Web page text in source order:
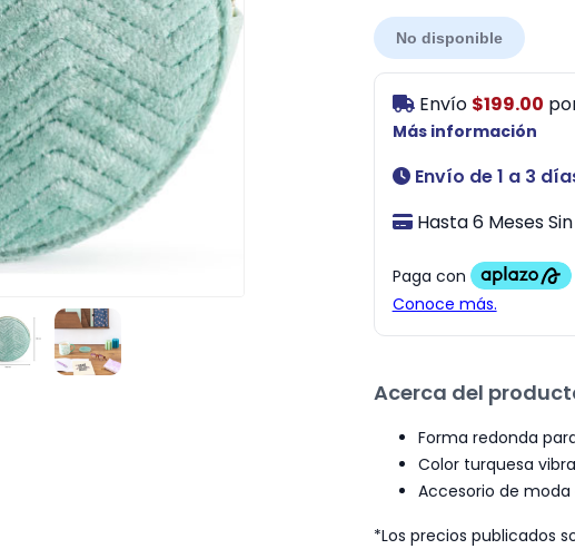
No disponible
Envío $199.00
Más información
Envío de 1 a 3
Hasta 6 Meses
Acerca del
Forma redonda
Color turquesa
Accesorio de
*Los precios publicados